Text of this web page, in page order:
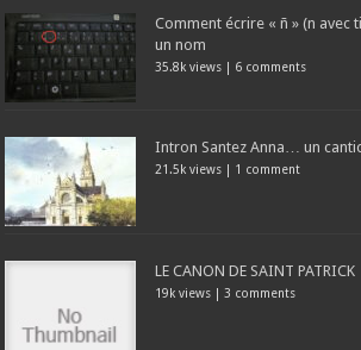
Comment écrire « ñ » (n avec
un nom
35.8k views | 6 comments
Intron Santez Anna… un
21.5k views | 1 comment
LE CANON DE SAINT PATRICK
19k views | 3 comments